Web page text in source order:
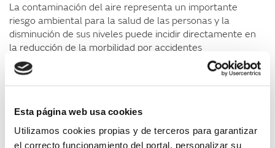
Esta página web usa cookies
Utilizamos cookies propias y de terceros para garantizar
el correcto funcionamiento del portal, personalizar su
La contaminación del aire representa un importante
riesgo ambiental para la salud de las personas y la
disminución de sus niveles puede incidir directamente en
la reducción de la morbilidad por accidentes
cerebrovasculares, cánceres de pulmón y neumopatías
crónicas y agudas. Así lo indica la Organización Mundial de
la Salud (OMS), que señala que sólo una de cada diez
guía de calidad del aire.
Las propuestas para tratar de mitigar la contaminación